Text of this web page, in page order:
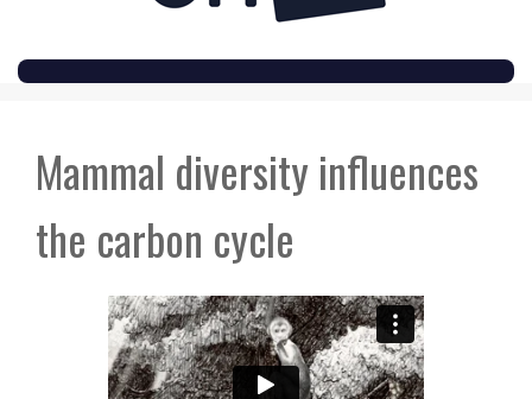
CONTENT
Mammal diversity influences
the carbon cycle